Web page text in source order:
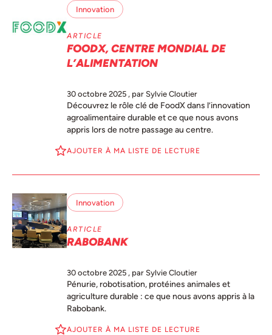
Innovation
ARTICLE
FOODX, CENTRE MONDIAL DE
L’ALIMENTATION
30 octobre 2025 , par Sylvie Cloutier
Découvrez le rôle clé de FoodX dans l’innovation
agroalimentaire durable et ce que nous avons
appris lors de notre passage au centre.
AJOUTER À MA LISTE DE LECTURE
Innovation
ARTICLE
RABOBANK
30 octobre 2025 , par Sylvie Cloutier
Pénurie, robotisation, protéines animales et
agriculture durable : ce que nous avons appris à la
Rabobank.
AJOUTER À MA LISTE DE LECTURE